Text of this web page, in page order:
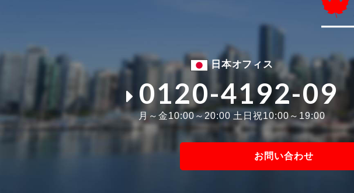
日本オフィス
0120-4192-09
月～金10:00～20:00 土日祝10:00～19:00
お問い合わせ